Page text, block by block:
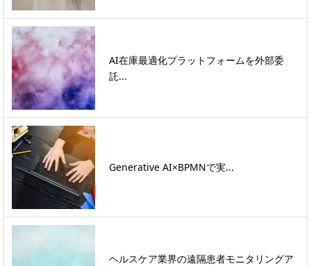
AI在庫最適化プラットフォームを外部委
託...
Generative AI×BPMNで実...
ヘルスケア業界の遠隔患者モニタリングア